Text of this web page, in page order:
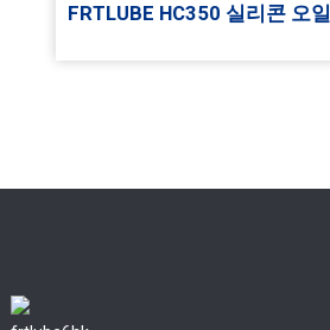
FRTLUBE HC350 실리콘 오일